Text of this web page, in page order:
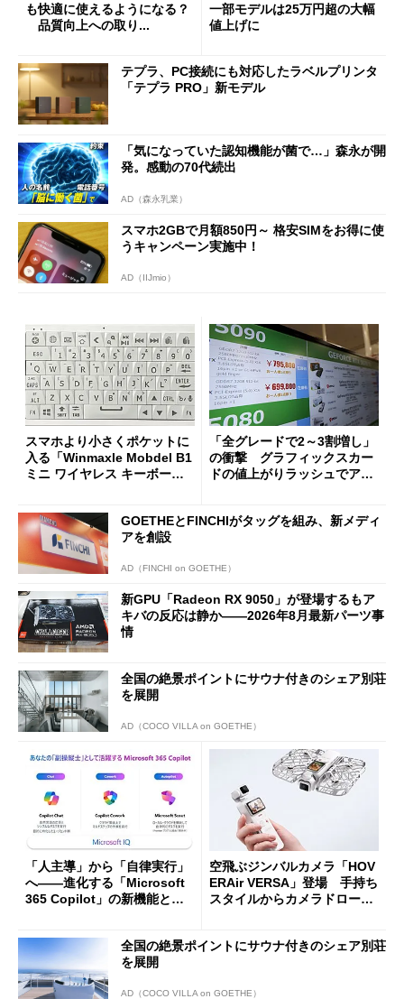
も快適に使えるようになる？
品質向上への取り...
一部モデルは25万円超の大幅
値上げに
テプラ、PC接続にも対応したラベルプリンタ
「テプラ PRO」新モデル
「気になっていた認知機能が菌で…」森永が開
発。感動の70代続出
AD（森永乳業）
スマホ2GBで月額850円～ 格安SIMをお得に使
うキャンペーン実施中！
AD（IIJmio）
スマホより小さくポケットに
入る「Winmaxle Mobdel B1
ミニ ワイヤレス キーボー
「全グレードで2～3割増し」
の衝撃 グラフィックスカー
ドの値上がりラッシュでアキ
GOETHEとFINCHIがタッグを組み、新メディ
アを創設
AD（FINCHI on GOETHE）
新GPU「Radeon RX 9050」が登場するもア
キバの反応は静か――2026年8月最新パーツ事
情
全国の絶景ポイントにサウナ付きのシェア別荘
を展開
AD（COCO VILLA on GOETHE）
「人主導」から「自律実行」
へ――進化する「Microsoft
365 Copilot」の新機能とエ
空飛ぶジンバルカメラ「HOV
ERAir VERSA」登場 手持ち
スタイルからカメラドローン
全国の絶景ポイントにサウナ付きのシェア別荘
を展開
AD（COCO VILLA on GOETHE）